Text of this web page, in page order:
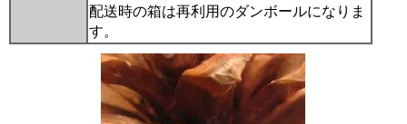
配送時の箱は再利用のダンボールになりま
す。